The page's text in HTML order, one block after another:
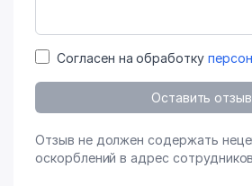
Согласен на обработку
Оставить отзыв
Отзыв не должен содержать
оскорблений в адрес